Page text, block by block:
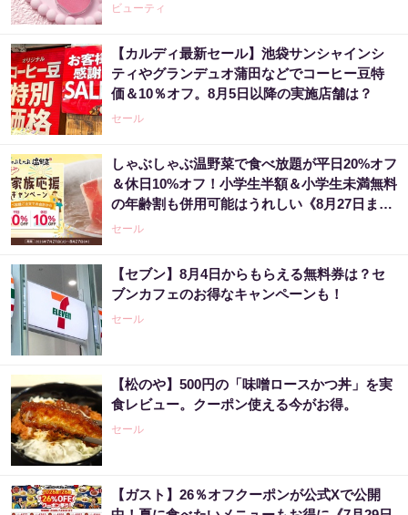
ビューティ
【カルディ最新セール】池袋サンシャインシ
ティやグランデュオ蒲田などでコーヒー豆特
価＆10％オフ。8月5日以降の実施店舗は？
セール
しゃぶしゃぶ温野菜で食べ放題が平日20%オフ
＆休日10%オフ！小学生半額＆小学生未満無料
の年齢割も併用可能はうれしい《8月27日ま
で》
セール
【セブン】8月4日からもらえる無料券は？セ
ブンカフェのお得なキャンペーンも！
セール
【松のや】500円の「味噌ロースかつ丼」を実
食レビュー。クーポン使える今がお得。
セール
【ガスト】26％オフクーポンが公式Xで公開